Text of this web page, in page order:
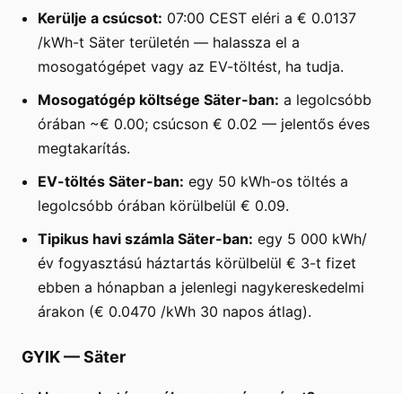
Kerülje a csúcsot: 07:00 CEST eléri a € 0.0137
/kWh-t Säter területén — halassza el a
mosogatógépet vagy az EV-töltést, ha tudja.
Mosogatógép költsége Säter-ban: a legolcsóbb
órában ~€ 0.00; csúcson € 0.02 — jelentős éves
megtakarítás.
EV-töltés Säter-ban: egy 50 kWh-os töltés a
legolcsóbb órában körülbelül € 0.09.
Tipikus havi számla Säter-ban: egy 5 000 kWh/
év fogyasztású háztartás körülbelül € 3-t fizet
ebben a hónapban a jelenlegi nagykereskedelmi
árakon (€ 0.0470 /kWh 30 napos átlag).
GYIK—Säter